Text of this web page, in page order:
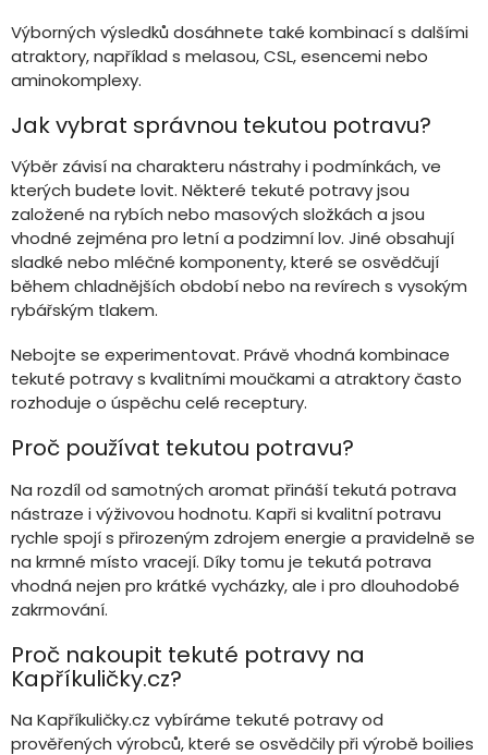
Výborných výsledků dosáhnete také kombinací s dalšími
atraktory, například s melasou, CSL, esencemi nebo
aminokomplexy.
Jak vybrat správnou tekutou potravu?
Výběr závisí na charakteru nástrahy i podmínkách, ve
kterých budete lovit. Některé tekuté potravy jsou
založené na rybích nebo masových složkách a jsou
vhodné zejména pro letní a podzimní lov. Jiné obsahují
sladké nebo mléčné komponenty, které se osvědčují
během chladnějších období nebo na revírech s vysokým
rybářským tlakem.
Nebojte se experimentovat. Právě vhodná kombinace
tekuté potravy s kvalitními moučkami a atraktory často
rozhoduje o úspěchu celé receptury.
Proč používat tekutou potravu?
Na rozdíl od samotných aromat přináší tekutá potrava
nástraze i výživovou hodnotu. Kapři si kvalitní potravu
rychle spojí s přirozeným zdrojem energie a pravidelně se
na krmné místo vracejí. Díky tomu je tekutá potrava
vhodná nejen pro krátké vycházky, ale i pro dlouhodobé
zakrmování.
Proč nakoupit tekuté potravy na
Kapříkuličky.cz?
Na Kapříkuličky.cz vybíráme tekuté potravy od
prověřených výrobců, které se osvědčily při výrobě boilies